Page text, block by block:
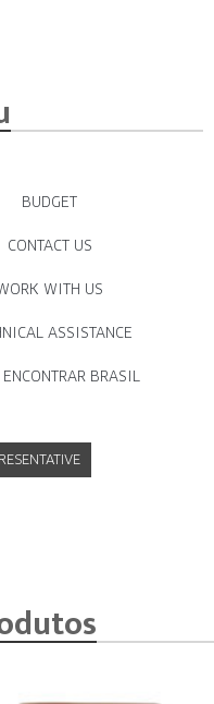
BUDGET
CONTACT US
WITH US
ASSISTANCE
BRASIL